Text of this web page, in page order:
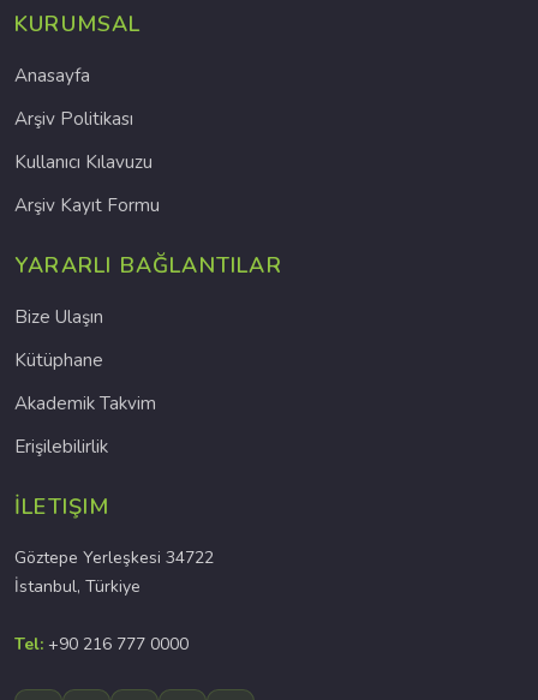
KURUMSAL
Anasayfa
Arşiv Politikası
Kullanıcı Kılavuzu
Arşiv Kayıt Formu
YARARLI BAĞLANTILAR
Bize Ulaşın
Kütüphane
Akademik Takvim
Erişilebilirlik
İLETIŞIM
Göztepe Yerleşkesi 34722
İstanbul, Türkiye
Tel: +90 216 777 0000